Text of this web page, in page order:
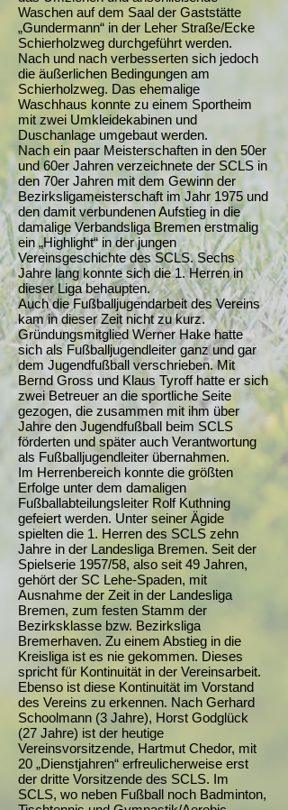
Waschen auf dem Saal der Gaststätte
„Gundermann“ in der Leher Straße/Ecke
Schierholzweg durchgeführt werden.
Nach und nach verbesserten sich jedoch
die äußerlichen Bedingungen am
Schierholzweg. Das ehemalige
Waschhaus konnte zu einem Sportheim
mit zwei Umkleidekabinen und
Duschanlage umgebaut werden.
Nach ein paar Meisterschaften in den 50er
und 60er Jahren verzeichnete der SCLS in
den 70er Jahren mit dem Gewinn der
Bezirksligameisterschaft im Jahr 1975 und
den damit verbundenen Aufstieg in die
damalige Verbandsliga Bremen erstmalig
ein „Highlight“ in der jungen
Vereinsgeschichte des SCLS. Sechs
Jahre lang konnte sich die 1. Herren in
dieser Liga behaupten.
Auch die Fußballjugendarbeit des Vereins
kam in dieser Zeit nicht zu kurz.
Gründungsmitglied Werner Hake hatte
sich als Fußballjugendleiter ganz und gar
dem Jugendfußball verschrieben. Mit
Bernd Gross und Klaus Tyroff hatte er sich
zwei Betreuer an die sportliche Seite
gezogen, die zusammen mit ihm über
Jahre den Jugendfußball beim SCLS
förderten und später auch Verantwortung
als Fußballjugendleiter übernahmen.
Im Herrenbereich konnte die größten
Erfolge unter dem damaligen
Fußballabteilungsleiter Rolf Kuthning
gefeiert werden. Unter seiner Ägide
spielten die 1. Herren des SCLS zehn
Jahre in der Landesliga Bremen. Seit der
Spielserie 1957/58, also seit 49 Jahren,
gehört der SC Lehe-Spaden, mit
Ausnahme der Zeit in der Landesliga
Bremen, zum festen Stamm der
Bezirksklasse bzw. Bezirksliga
Bremerhaven. Zu einem Abstieg in die
Kreisliga ist es nie gekommen. Dieses
spricht für Kontinuität in der Vereinsarbeit.
Ebenso ist diese Kontinuität im Vorstand
des Vereins zu erkennen. Nach Gerhard
Schoolmann (3 Jahre), Horst Godglück
(27 Jahre) ist der heutige
Vereinsvorsitzende, Hartmut Chedor, mit
20 „Dienstjahren“ erfreulicherweise erst
der dritte Vorsitzende des SCLS. Im
SCLS, wo neben Fußball noch Badminton,